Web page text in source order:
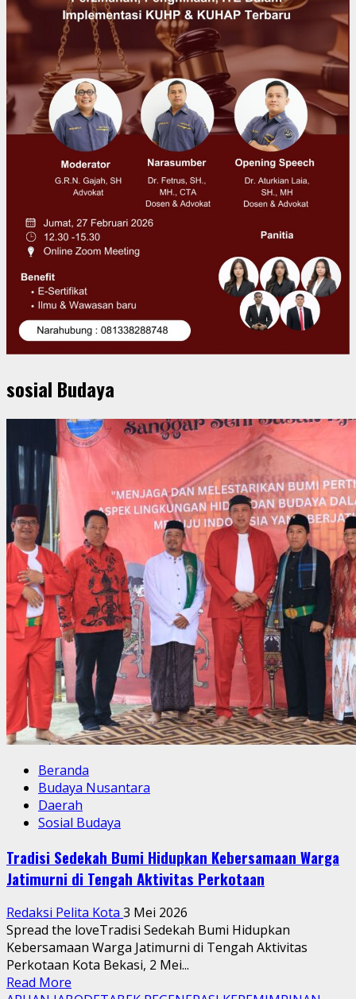
sosial Budaya
Beranda
Budaya Nusantara
Daerah
Sosial Budaya
Tradisi Sedekah Bumi Hidupkan Kebersamaan Warga
Jatimurni di Tengah Aktivitas Perkotaan
Redaksi Pelita Kota 3 Mei 2026
Spread the loveTradisi Sedekah Bumi Hidupkan
Kebersamaan Warga Jatimurni di Tengah Aktivitas
Perkotaan Kota Bekasi, 2 Mei...
Read More